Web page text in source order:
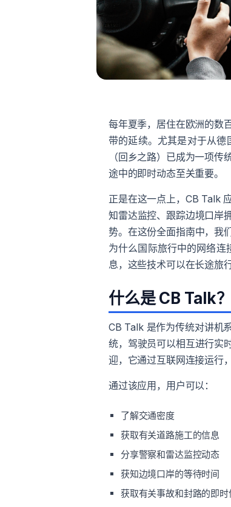
每年夏季，居住在欧洲的数
带的延续。尤其是对于从德
（回乡之路）已成为一项
途中的即时动态至关重要。
正是在这一点上，CB Talk
知雷达监控、跟踪边境口岸
势。在这份全面指南中，我
为什么国际旅行中的网络
息，这些技术可以在长途旅
什么是 CB Talk？
CB Talk 是作为传统对讲机
统，驾驶员可以相互进行实
迎，它通过互联网连接运行
通过该应用，用户可以：
了解交通密度
获取有关道路施工的信息
分享警察和雷达监控动态
获知边境口岸的等待时间
获取有关事故和封路的即时